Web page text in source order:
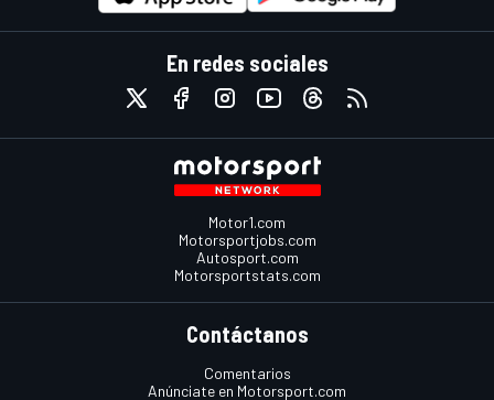
En redes sociales
Motor1.com
Motorsportjobs.com
Autosport.com
Motorsportstats.com
Contáctanos
Comentarios
Anúnciate en Motorsport.com